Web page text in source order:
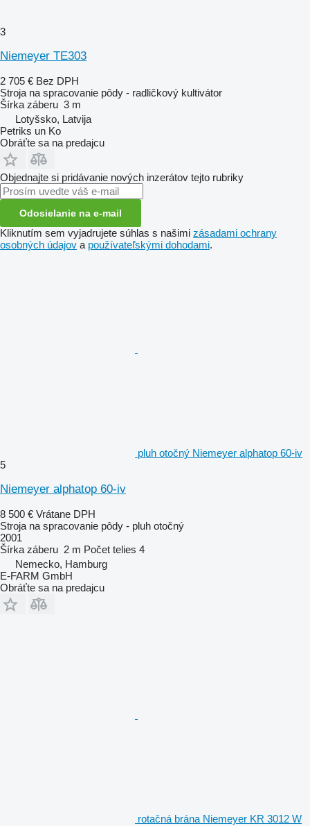
3
Niemeyer TE303
2 705 € Bez DPH
Stroja na spracovanie pôdy - radličkový kultivátor
Šírka záberu 3 m
Lotyšsko, Latvija
Petriks un Ko
Obráťte sa na predajcu
Objednajte si pridávanie nových inzerátov tejto rubriky
Odosielanie na e-mail
Kliknutím sem vyjadrujete súhlas s našimi zásadami ochrany
osobných údajov a používateľskými dohodami.
pluh otočný Niemeyer alphatop 60-iv
5
Niemeyer alphatop 60-iv
8 500 € Vrátane DPH
Stroja na spracovanie pôdy - pluh otočný
2001
Šírka záberu 2 m Počet telies 4
Nemecko, Hamburg
E-FARM GmbH
Obráťte sa na predajcu
rotačná brána Niemeyer KR 3012 W